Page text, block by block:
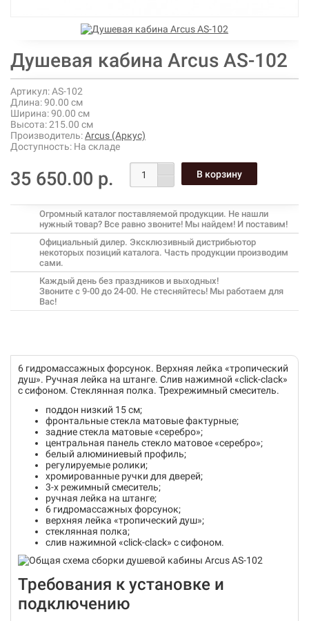
Душевая кабина Arcus AS-102
Артикул:AS-102
Длина:90.00 см
Ширина:90.00 см
Высота:215.00 см
Производитель:Arcus (Аркус)
Доступность: На складе
35 650.00 р.
Огромный каталог поставляемой продукции. Не нашли
нужный товар? Все равно звоните! Мы найдем! И поставим!
Официальный дилер. Эксклюзивный дистрибьютор
некоторых позиций каталога. Часть продукции производим
сами.
Каждый день без праздников и выходных!
Звоните с 9-00 до 24-00. Не стесняйтесь! Мы работаем для
Вас!
6 гидромассажных форсунок. Верхняя лейка «тропический
душ». Ручная лейка на штанге. Слив нажимной «click-clack»
с сифоном. Стеклянная полка. Трехрежимный смеситель.
поддон низкий 15 см;
фронтальные стекла матовые фактурные;
задние стекла матовые «серебро»;
центральная панель стекло матовое «серебро»;
белый алюминиевый профиль;
регулируемые ролики;
хромированные ручки для дверей;
3-х режимный смеситель;
ручная лейка на штанге;
6 гидромассажных форсунок;
верхняя лейка «тропический душ»;
стеклянная полка;
слив нажимной «click-clack» с сифоном.
Требования к установке и
подключению